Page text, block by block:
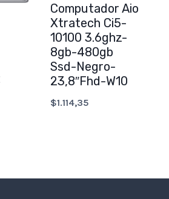
Computador Aio
Xtratech Ci5-
10100 3.6ghz-
8gb-480gb
Ssd-Negro-
23,8″Fhd-W10
$1.114,35